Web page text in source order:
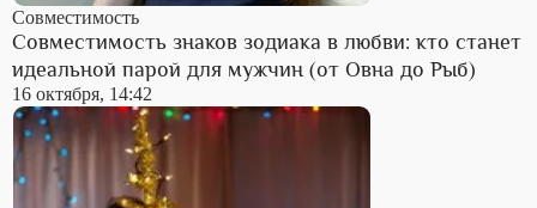
Совместимость
Совместимость знаков зодиака в любви: кто станет
идеальной парой для мужчин (от Овна до Рыб)
16 октября, 14:42